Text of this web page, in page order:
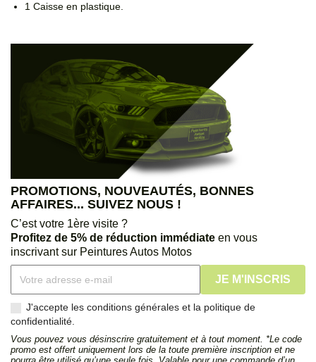
1 Caisse en plastique.
PROMOTIONS, NOUVEAUTÉS, BONNES
AFFAIRES... SUIVEZ NOUS !
C’est votre 1ère visite ?
Profitez de 5% de réduction immédiate en vous
inscrivant sur Peintures Autos Motos
J'accepte les conditions générales et la politique de
confidentialité.
Vous pouvez vous désinscrire gratuitement et à tout moment. *Le code
promo est offert uniquement lors de la toute première inscription et ne